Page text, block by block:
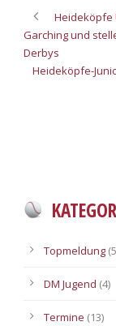
Heideköpfe
Garching und
Derbys
Heideköpfe-
Topmeldung
DM Jugend (4)
Termine (13)